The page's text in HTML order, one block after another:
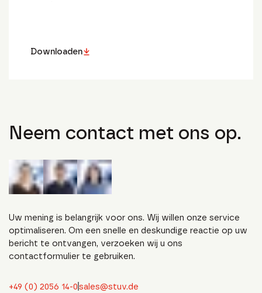
Downloaden
Neem contact met ons op.
Uw mening is belangrijk voor ons. Wij willen onze service
optimaliseren. Om een snelle en deskundige reactie op uw
bericht te ontvangen, verzoeken wij u ons
contactformulier te gebruiken.
+49 (0) 2056 14-0sales@stuv.de